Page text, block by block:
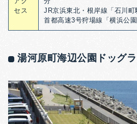
セス
JR京浜東北・根岸線「石川
首都高速3号狩場線「横浜公
湯河原町海辺公園ドッグ